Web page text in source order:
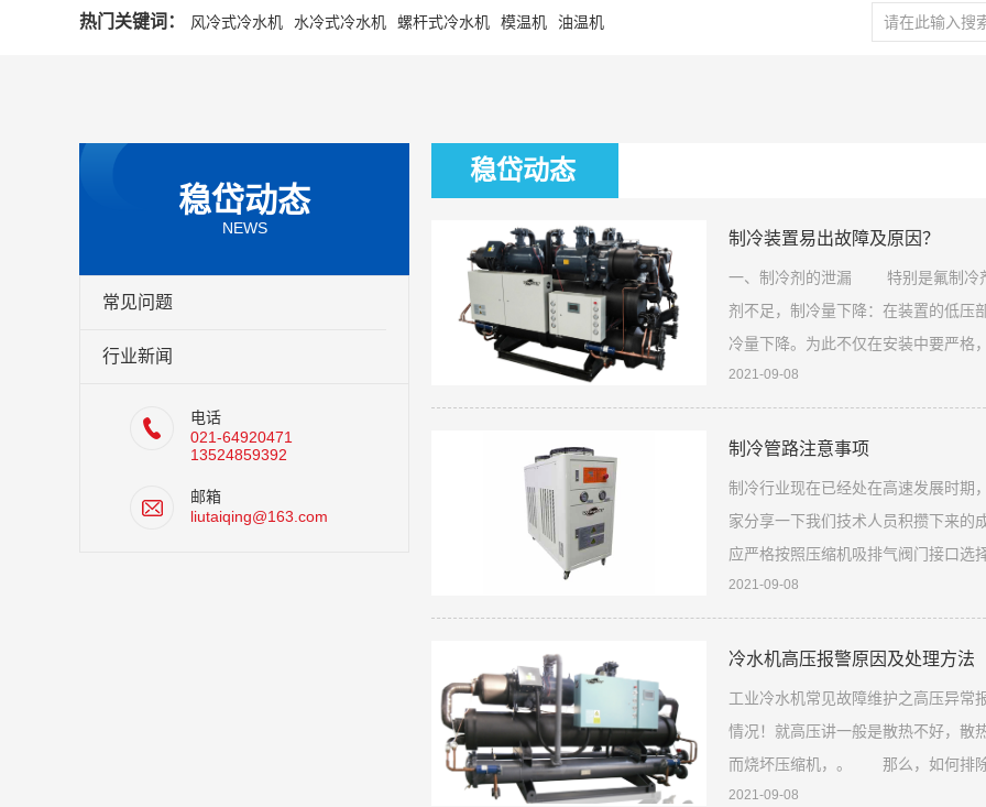
热门关键词： 风冷式冷水机 水冷式冷水机 螺杆式冷水机 模温机 油温机
稳岱动态
NEWS
常见问题
行业新闻
电话
021-64920471
13524859392
邮箱
liutaiqing@163.com
稳岱动态
制冷装置易出故障及原因？
一、制冷剂的泄漏 特别是氟制冷剂
剂不足，制冷量下降：在装置的低压
冷量下降。为此不仅在安装中要严格
除。 二、脏堵和冰堵 膨胀閥是冰
阀，节流降温会使水分析出并结成冰
2021-09-08
制冷管路注意事项
制冷行业现在已经处在高速发展时期
家分享一下我们技术人员积攒下
应严格按照压缩机吸排气阀门接口选
径。 2、冷凝器吸风面与墙壁保
3、储液罐管径进出口管径按机组样
2021-09-08
冷水机高压报警原因及处理方法
工业冷水机常见故障维护之高压异常
情况！就高压讲一般是散热不好，散
而烧坏压缩机，。 那么，如何排除
高压故障的原因如下： (1)冷却水温
2021-09-08